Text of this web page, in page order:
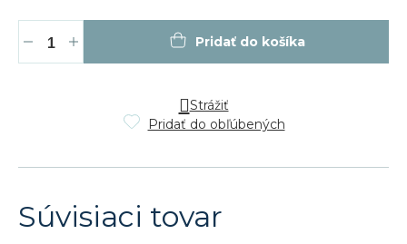
Pridať do košíka
Strážiť
Pridať do obľúbených
Súvisiaci tovar